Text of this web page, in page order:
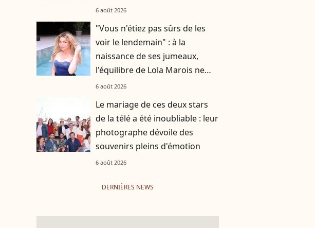
6 août 2026
"Vous n'étiez pas sûrs de les
voir le lendemain" : à la
naissance de ses jumeaux,
l'équilibre de Lola Marois ne
tenait qu'à un fil
6 août 2026
Le mariage de ces deux stars
de la télé a été inoubliable : leur
photographe dévoile des
souvenirs pleins d'émotion
6 août 2026
DERNIÈRES NEWS